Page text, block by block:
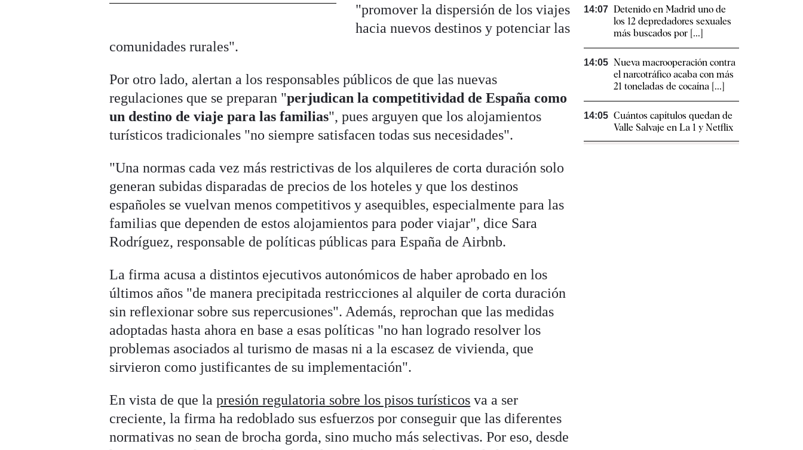
"promover la dispersión de los viajes
hacia nuevos destinos y potenciar las
comunidades rurales".
Por otro lado, alertan a los responsables públicos de que las nuevas
regulaciones que se preparan "perjudican la competitividad de España como
un destino de viaje para las familias", pues arguyen que los alojamientos
turísticos tradicionales "no siempre satisfacen todas sus necesidades".
"Una normas cada vez más restrictivas de los alquileres de corta duración solo
generan subidas disparadas de precios de los hoteles y que los destinos
españoles se vuelvan menos competitivos y asequibles, especialmente para las
familias que dependen de estos alojamientos para poder viajar", dice Sara
Rodríguez, responsable de políticas públicas para España de Airbnb.
La firma acusa a distintos ejecutivos autonómicos de haber aprobado en los
últimos años "de manera precipitada restricciones al alquiler de corta duración
sin reflexionar sobre sus repercusiones". Además, reprochan que las medidas
adoptadas hasta ahora en base a esas políticas "no han logrado resolver los
problemas asociados al turismo de masas ni a la escasez de vivienda, que
sirvieron como justificantes de su implementación".
En vista de que lapresión regulatoria sobre los pisos turísticos va a ser
creciente, la firma ha redoblado sus esfuerzos por conseguir que las diferentes
normativas no sean de brocha gorda, sino mucho más selectivas. Por eso, desde
14:07 Detenido en Madrid uno de
los 12 depredadores sexuales
más buscados por [...]
14:05 Nueva macrooperación contra
el narcotráfico acaba con más
21 toneladas de cocaína [...]
14:05 Cuántos capítulos quedan de
Valle Salvaje en La 1 y Netflix